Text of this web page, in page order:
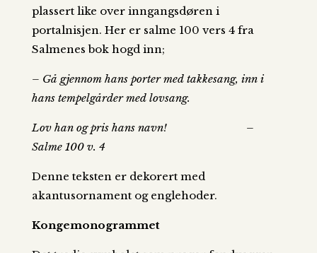
plassert like over inngangsdøren i
portalnisjen. Her er salme 100 vers 4 fra
Salmenes bok hogd inn;
– Gå gjennom hans porter med takkesang, inn i
hans tempelgårder med lovsang.
Lov han og pris hans navn! –
Salme 100 v. 4
Denne teksten er dekorert med
akantusornament og englehoder.
Kongemonogrammet